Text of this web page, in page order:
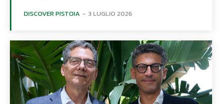
DISCOVER PISTOIA - 3 LUGLIO 2026